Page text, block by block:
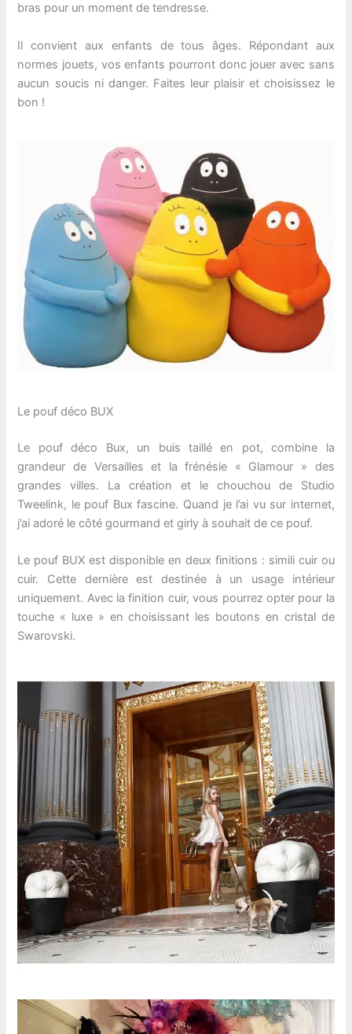
bras pour un moment de tendresse.
Il convient aux enfants de tous âges. Répondant aux
normes jouets, vos enfants pourront donc jouer avec sans
aucun soucis ni danger. Faites leur plaisir et choisissez le
bon !
Le pouf déco BUX
Le pouf déco Bux, un buis taillé en pot, combine la
grandeur de Versailles et la frénésie « Glamour » des
grandes villes. La création et le chouchou de Studio
Tweelink, le pouf Bux fascine. Quand je l’ai vu sur internet,
j’ai adoré le côté gourmand et girly à souhait de ce pouf.
Le pouf BUX est disponible en deux finitions : simili cuir ou
cuir. Cette dernière est destinée à un usage intérieur
uniquement. Avec la finition cuir, vous pourrez opter pour la
touche « luxe » en choisissant les boutons en cristal de
Swarovski.